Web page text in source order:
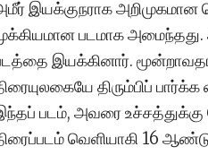
இயக்குநராக அறிமுகமான
படமாக
இயக்கினார்.
திரும்பிப்
படம், அவரை
வெளியாகி 16